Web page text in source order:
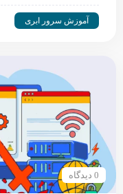
آموزش سرور ابری
0 دیدگاه